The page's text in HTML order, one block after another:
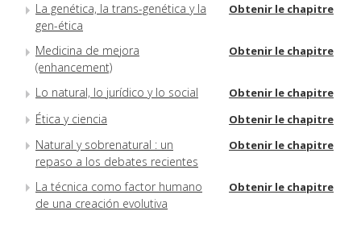
La genética, la trans-genética y la
gen-ética
Obtenir le chapitre
Medicina de mejora
(enhancement)
Obtenir le chapitre
Lo natural, lo jurídico y lo social Obtenir le chapitre
Ética y ciencia Obtenir le chapitre
Natural y sobrenatural : un
repaso a los debates recientes
Obtenir le chapitre
La técnica como factor humano
de una creación evolutiva
Obtenir le chapitre